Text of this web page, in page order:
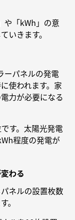
や「kWh」の意
いきます。
ーパネルの発電
使われます。家
力が必要になる
す。太陽光発電
程度の発電が
わる
ネルの設置枚数
。